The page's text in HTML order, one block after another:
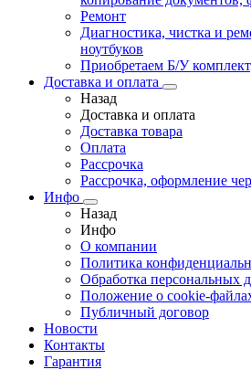
Ремонт
Диагностика, чистка и
ноутбуков
Приобретаем Б/У
Доставка и оплата
Назад
Доставка и оплата
Доставка товара
Оплата
Рассрочка
Рассрочка, оформление
Инфо
Назад
Инфо
О компании
Политика
Обработка персональных
Положение о cookie-
Публичный договор
Новости
Контакты
Гарантия